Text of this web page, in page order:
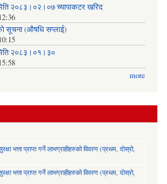
२०८३।०२।०७ च्यापाकटर खरिद
सूचना (औषधि सप्लाई)
२०८३।०१।३०
more
भत्ता प्राप्त गर्ने लाभग्राहीहरुको विवरण (प्रथम, दोस्रो,
भत्ता प्राप्त गर्ने लाभग्राहीहरुको विवरण (प्रथम, दोस्रो,